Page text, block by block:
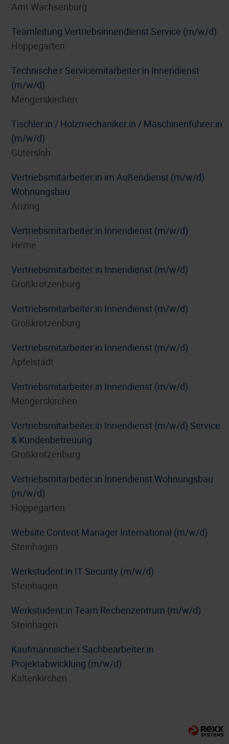
Amt Wachsenburg
Teamleitung Vertriebsinnendienst Service (m/w/d)
Hoppegarten
Technische:r Servicemitarbeiter:in Innendienst
(m/w/d)
Mengerskirchen
Tischler:in / Holzmechaniker:in / Maschinenführer:in
(m/w/d)
Gütersloh
Vertriebsmitarbeiter:in im Außendienst (m/w/d)
Wohnungsbau
Anzing
Vertriebsmitarbeiter:in Innendienst (m/w/d)
Herne
Vertriebsmitarbeiter:in Innendienst (m/w/d)
Großkrotzenburg
Vertriebsmitarbeiter:in Innendienst (m/w/d)
Großkrotzenburg
Vertriebsmitarbeiter:in Innendienst (m/w/d)
Apfelstädt
Vertriebsmitarbeiter:in Innendienst (m/w/d)
Mengerskirchen
Vertriebsmitarbeiter:in Innendienst (m/w/d) Service
& Kundenbetreuung
Großkrotzenburg
Vertriebsmitarbeiter:in Innendienst Wohnungsbau
(m/w/d)
Hoppegarten
Website Content Manager International (m/w/d)
Steinhagen
Werkstudent:in IT Security (m/w/d)
Steinhagen
Werkstudent:in Team Rechenzentrum (m/w/d)
Steinhagen
⁠Kaufmännische:r Sachbearbeiter:in
Projektabwicklung (m/w/d)
Kaltenkirchen